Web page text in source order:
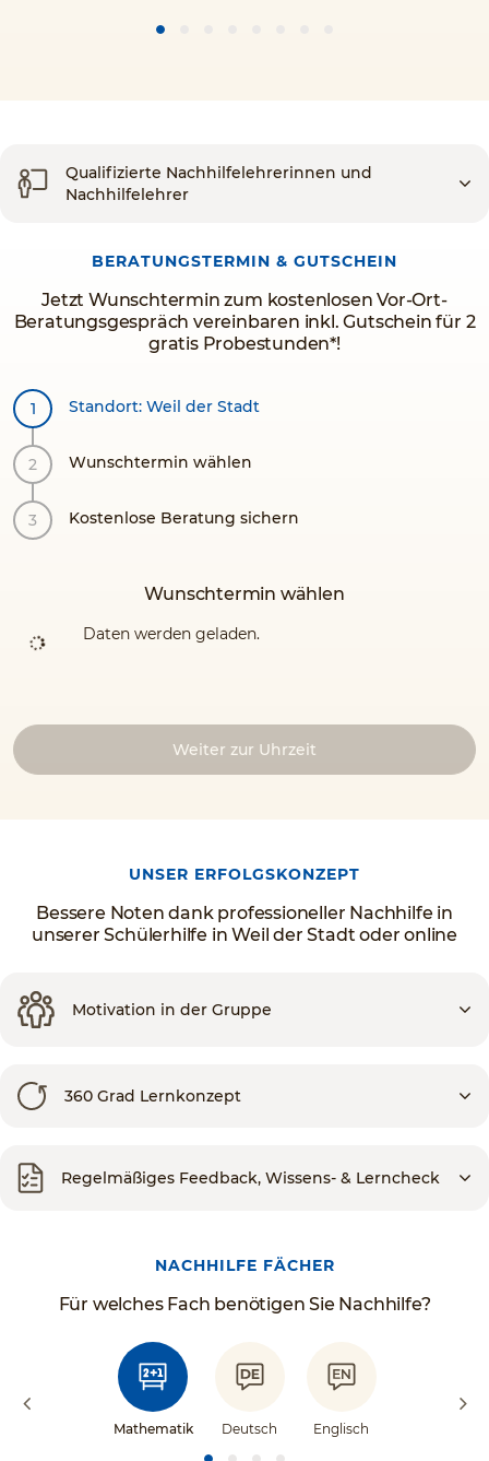
Qualifizierte Nachhilfelehrerinnen und
Nachhilfelehrer
BERATUNGSTERMIN & GUTSCHEIN
Jetzt Wunschtermin zum kostenlosen Vor-Ort-
Beratungsgespräch vereinbaren inkl. Gutschein für 2
gratis Probestunden*!
Standort: Weil der Stadt
Wunschtermin wählen
Kostenlose Beratung sichern
Wunschtermin wählen
Daten werden geladen.
Weiter zur Uhrzeit
UNSER ERFOLGSKONZEPT
Bessere Noten dank professioneller Nachhilfe in
unserer Schülerhilfe in Weil der Stadt oder online
Motivation in der Gruppe
360 Grad Lernkonzept
Regelmäßiges Feedback, Wissens- & Lerncheck
NACHHILFE FÄCHER
Für welches Fach benötigen Sie Nachhilfe?
Mathematik Deutsch Englisch